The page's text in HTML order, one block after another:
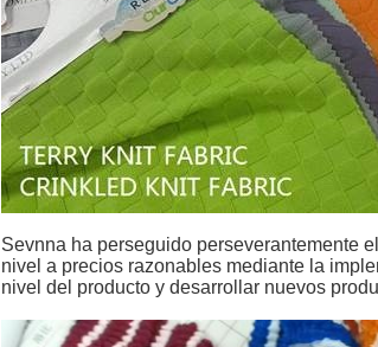
Sevnna ha perseguido perseverantemente
nivel a precios razonables mediante la
nivel del producto y desarrollar nuevos